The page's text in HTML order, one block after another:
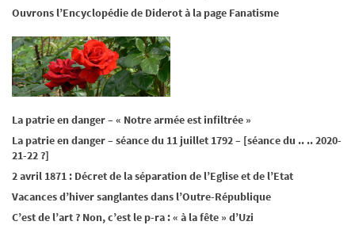
Ouvrons l’Encyclopédie de Diderot à la page Fanatisme
La patrie en danger – « Notre armée est infiltrée »
La patrie en danger – séance du 11 juillet 1792 – [séance du .. .. 2020-
21-22 ?]
2 avril 1871 : Décret de la séparation de l’Eglise et de l’Etat
Vacances d’hiver sanglantes dans l’Outre-République
C’est de l’art ? Non, c’est le p-ra : « à la fête » d’Uzi